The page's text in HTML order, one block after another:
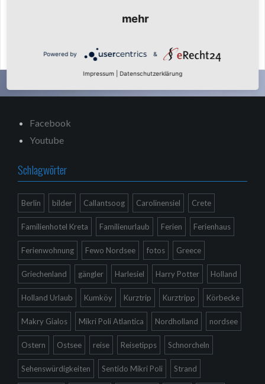
Facebook
Youtube
Schlagwörter
Berlin bilder Callantsoog Carolinensiel Crete
Familienhotel Kreta Familienurlaub Ferien Ferienhaus
Ferienwohnung Fewo Nordsee fotos Greece
Griechenland gängler Harlesiel Harry Potter Holland
Holland Urlaub Kumköy Kurztrip Kurztripp Körbecke
Makry Gialos Mikri Poli Atlantica Nordholland nordsee
Ostern Ostsee reise Reisetipps Schnorcheln
Sehenswürdigkeiten Sentido Mikri Poli Strand
mehr
Powered by &
Impressum Datenschutzerklärung